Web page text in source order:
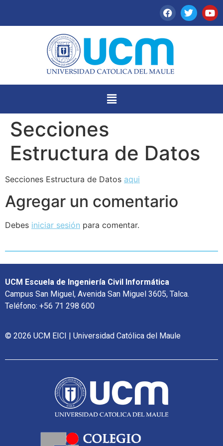
Secciones
Estructura de Datos
Secciones Estructura de Datos aqui
Agregar un comentario
Debes iniciar sesión para comentar.
UCM Escuela de Ingeniería Civil Informática
Campus San Miguel, Avenida San Miguel 3605, Talca.
Teléfono: +56 71 298 600
© 2026 UCM EICI | Universidad Católica del Maule